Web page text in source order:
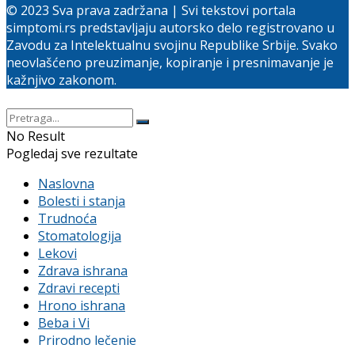
© 2023 Sva prava zadržana | Svi tekstovi portala
simptomi.rs predstavljaju autorsko delo registrovano u
Zavodu za Intelektualnu svojinu Republike Srbije. Svako
neovlašćeno preuzimanje, kopiranje i presnimavanje je
kažnjivo zakonom.
No Result
Pogledaj sve rezultate
Naslovna
Bolesti i stanja
Trudnoća
Stomatologija
Lekovi
Zdrava ishrana
Zdravi recepti
Hrono ishrana
Beba i Vi
Prirodno lečenje